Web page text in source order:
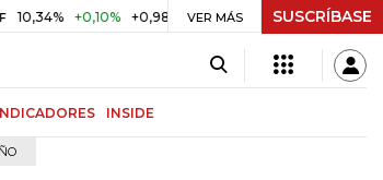
+0,10% +0,98% UVR $ 416,86 +$ 0,05 +0,01%
VER MÁS SUSCRÍBASE
INSIDE